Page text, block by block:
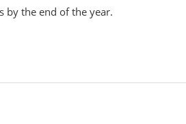
by the end of the year.